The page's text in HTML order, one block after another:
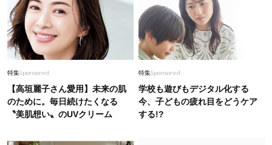
特集Sponsored
【高垣麗子さん愛用】未来の肌
のために。毎日続けたくなる
〝美肌想い〟のUVクリーム
特集Sponsored
学校も遊びもデジタル化する
今、子どもの疲れ目をどうケア
する!?